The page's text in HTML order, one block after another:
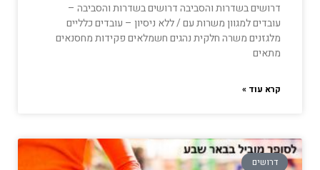
דרושים בשדרות והסביבה דרושים בשדרות והסביבה –
עובדים למגוון משרות עם / ללא ניסיון – עובדים כלליים
מלגזנים משרה חלקית נהגים חשמלאים פקידות מחסנאים
מתאים
קרא עוד »
דרושים